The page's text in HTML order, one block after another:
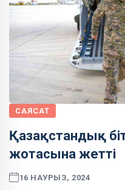
САЯСАТ
Қазақстандық
жотасына жетті
16 НАУРЫЗ, 2024